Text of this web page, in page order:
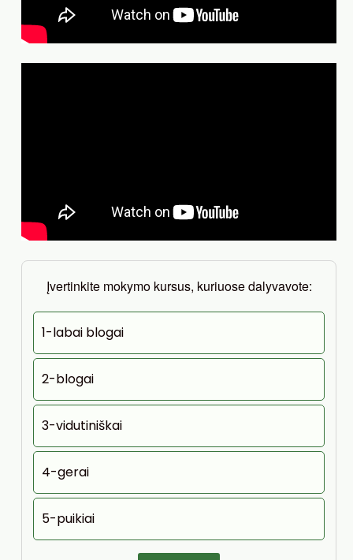
Įvertinkite mokymo kursus, kuriuose dalyvavote:
1-labai blogai
2-blogai
3-vidutiniškai
4-gerai
5-puikiai